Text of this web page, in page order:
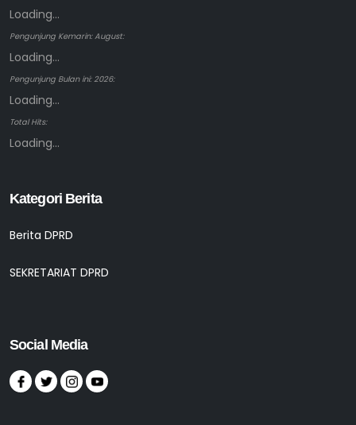
Loading...
Pengunjung Kemarin: August:
Loading...
Pengunjung Bulan ini: 2026:
Loading...
Total Hits:
Loading...
Kategori Berita
Berita DPRD
SEKRETARIAT DPRD
Social Media